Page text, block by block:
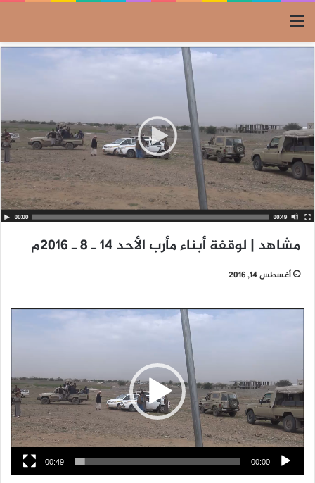
القائمة
مشاهد | لوقفة أبناء مأرب الأحد 14 ـ 8 ـ 2016م
أغسطس 14, 2016
00:00
00:49